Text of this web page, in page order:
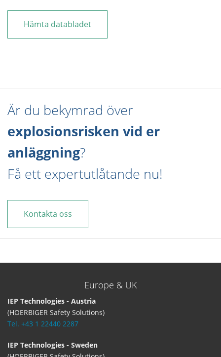
Hämta databladet
Är du bekymrad över
explosionsrisken vid er
anläggning?
Få ett expertutlåtande nu!
Kontakta oss
Europe & UK
IEP Technologies - Austria
(HOERBIGER Safety Solutions)
Tel. +43 1 22440 2287
IEP Technologies - Sweden